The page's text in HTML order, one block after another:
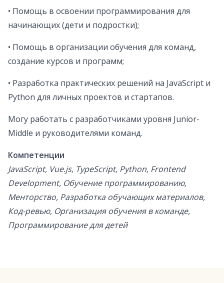
• Помощь в освоении программирования для
начинающих (дети и подростки);
• Помощь в организации обучения для команд,
создание курсов и программ;
• Разработка практических решений на JavaScript и
Python для личных проектов и стартапов.
Могу работать с разработчиками уровня Junior-
Middle и руководителями команд.
Компетенции
JavaScript, Vue.js, TypeScript, Python, Frontend
Development, Обучение программированию,
Менторство, Разработка обучающих материалов,
Код-ревью, Организация обучения в команде,
Программирование для детей